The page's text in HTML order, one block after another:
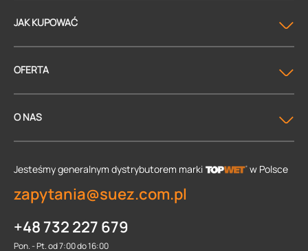
JAK KUPOWAĆ
OFERTA
O NAS
Jesteśmy generalnym dystrybutorem marki w Polsce
zapytania@suez.com.pl
+48 732 227 679
Pon. - Pt. od 7:00 do 16:00